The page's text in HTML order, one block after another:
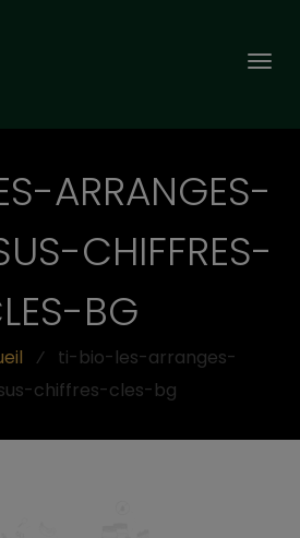
ARRANGES-
CHIFFRES-
BG
⁄ ti-bio-les-arranges-
chiffres-cles-bg